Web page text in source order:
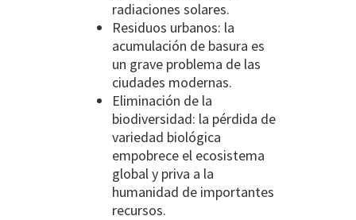
radiaciones solares.
Residuos urbanos: la
acumulación de basura es
un grave problema de las
ciudades modernas.
Eliminación de la
biodiversidad: la pérdida de
variedad biológica
empobrece el ecosistema
global y priva a la
humanidad de importantes
recursos.